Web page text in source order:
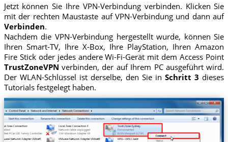
Jetzt können Sie Ihre VPN-Verbindung verbinden. Klicken Sie
mit der rechten Maustaste auf VPN-Verbindung und dann auf
Verbinden.
Nachdem die VPN-Verbindung hergestellt wurde, können Sie
Ihren Smart-TV, Ihre X-Box, Ihre PlayStation, Ihren Amazon
Fire Stick oder jedes andere Wi-Fi-Gerät mit dem Access Point
TrustZoneVPN verbinden, der auf Ihrem PC ausgeführt wird.
Der WLAN-Schlüssel ist derselbe, den Sie inSchritt 3 dieses
Tutorials festgelegt haben.